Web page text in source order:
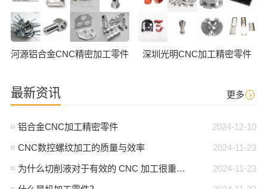
河源铝合金CNC精密加工零件 深圳光明CNC加工精密零件
最新资讯 更多
2024-12-10
铝合金CNC加工精密零件
2024-11-23
CNC数控螺纹加工的质量与效率
2024-11-23
为什么切削液对于有效的 CNC 加工很重要？